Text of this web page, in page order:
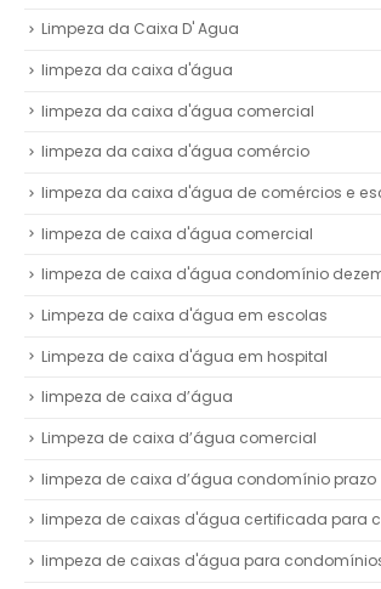
Limpeza da Caixa D' Agua
limpeza da caixa d'água
limpeza da caixa d'água comercial
limpeza da caixa d'água comércio
limpeza da caixa d'água de comércios e
limpeza de caixa d'água comercial
limpeza de caixa d'água condomínio
Limpeza de caixa d'água em escolas
Limpeza de caixa d'água em hospital
limpeza de caixa d’água
Limpeza de caixa d’água comercial
limpeza de caixa d’água condomínio prazo
limpeza de caixas d'água certificada para
limpeza de caixas d'água para